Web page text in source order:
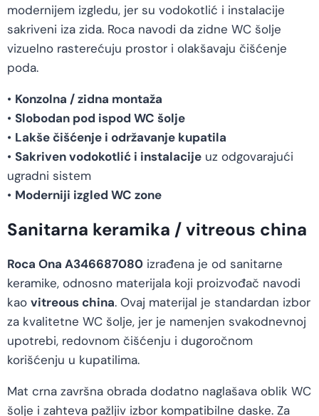
modernijem izgledu, jer su vodokotlić i instalacije
sakriveni iza zida. Roca navodi da zidne WC šolje
vizuelno rasterećuju prostor i olakšavaju čišćenje
poda.
• Konzolna / zidna montaža
• Slobodan pod ispod WC šolje
• Lakše čišćenje i održavanje kupatila
• Sakriven vodokotlić i instalacije uz odgovarajući
ugradni sistem
• Moderniji izgled WC zone
Sanitarna keramika / vitreous china
Roca Ona A346687080 izrađena je od sanitarne
keramike, odnosno materijala koji proizvođač navodi
kao vitreous china. Ovaj materijal je standardan izbor
za kvalitetne WC šolje, jer je namenjen svakodnevnoj
upotrebi, redovnom čišćenju i dugoročnom
korišćenju u kupatilima.
Mat crna završna obrada dodatno naglašava oblik WC
šolje i zahteva pažljiv izbor kompatibilne daske. Za